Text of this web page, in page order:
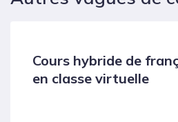
Cours hybride de
en classe virtuelle